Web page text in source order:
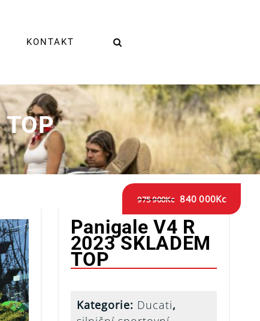
KONTAKT
Panigale V4 R
2023 SKLADEM
TOP
975 900Kc 840 000Kc
Kategorie: Ducati,